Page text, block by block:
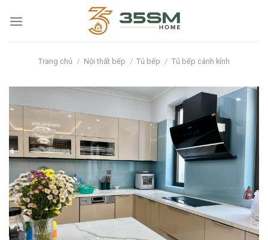
Trang chủ / Nội thất bếp / Tủ bếp / Tủ bếp cánh kính